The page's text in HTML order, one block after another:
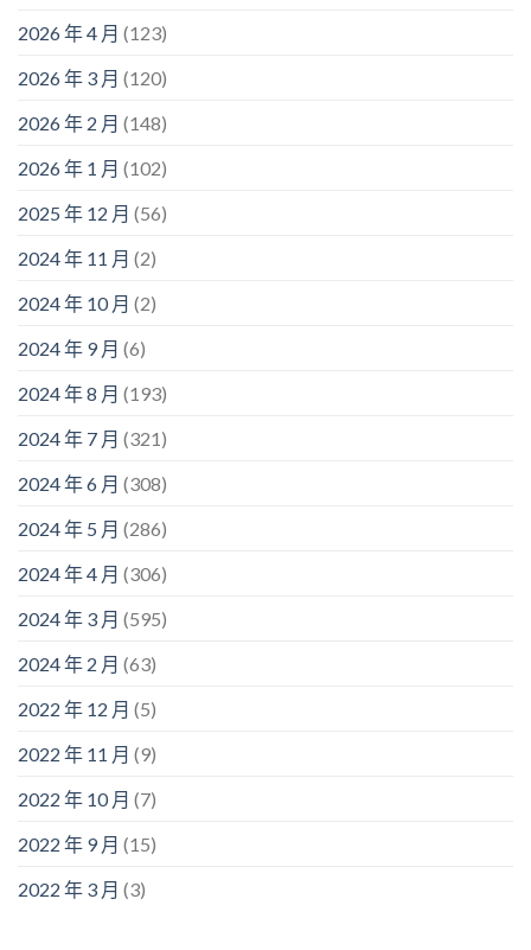
2026 年 4 月 (123)
2026 年 3 月 (120)
2026 年 2 月 (148)
2026 年 1 月 (102)
2025 年 12 月 (56)
2024 年 11 月 (2)
2024 年 10 月 (2)
2024 年 9 月 (6)
2024 年 8 月 (193)
2024 年 7 月 (321)
2024 年 6 月 (308)
2024 年 5 月 (286)
2024 年 4 月 (306)
2024 年 3 月 (595)
2024 年 2 月 (63)
2022 年 12 月 (5)
2022 年 11 月 (9)
2022 年 10 月 (7)
2022 年 9 月 (15)
2022 年 3 月 (3)